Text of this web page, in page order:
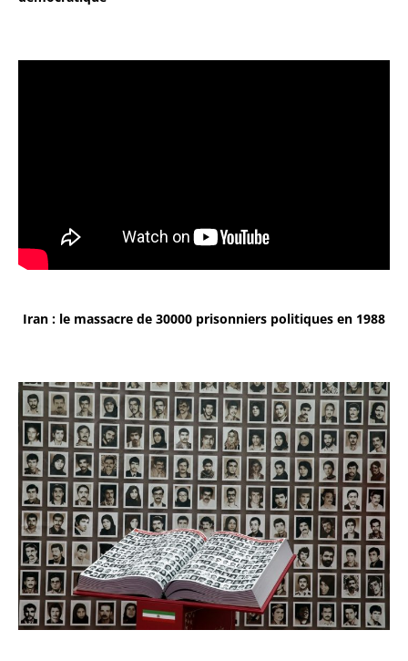
Iran : le massacre de 30000 prisonniers politiques en 1988